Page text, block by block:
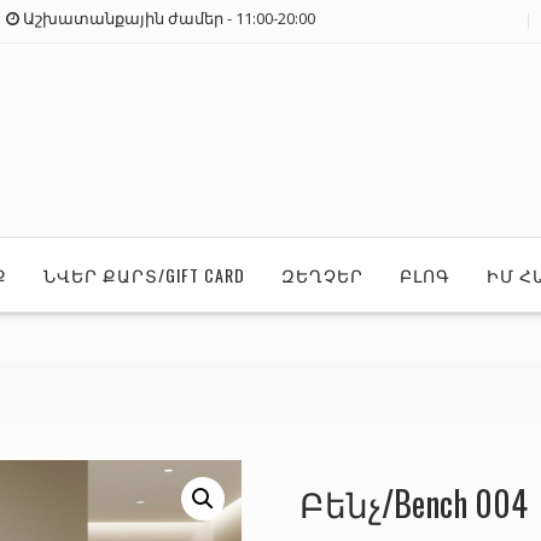
Աշխատանքային ժամեր - 11:00-20:00
ՆՎԵՐ ՔԱՐՏ/GIFT CARD ԶԵՂՉԵՐ ԲԼՈԳ ԻՄ
Բենչ/Bench 004